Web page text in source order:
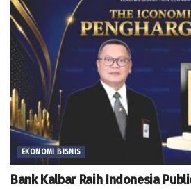
EKONOMI BISNIS
Bank Kalbar Raih Indonesia